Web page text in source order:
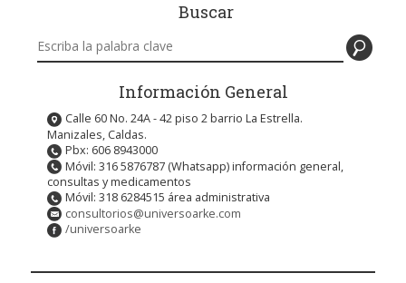
Buscar
Buscar en este sitio
Información General
Calle 60 No. 24A - 42 piso 2 barrio La Estrella.
Manizales, Caldas.
Pbx: 606 8943000
Móvil: 316 5876787 (Whatsapp) información general,
consultas y medicamentos
Móvil: 318 6284515 área administrativa
consultorios@universoarke.com
/universoarke